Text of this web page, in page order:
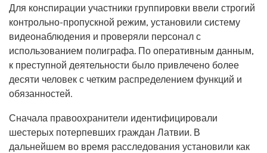
Для конспирации участники группировки ввели строгий
контрольно-пропускной режим, установили систему
видеонаблюдения и проверяли персонал с
использованием полиграфа. По оперативным данным,
к преступной деятельности было привлечено более
десяти человек с четким распределением функций и
обязанностей.
Сначала правоохранители идентифицировали
шестерых потерпевших граждан Латвии. В
дальнейшем во время расследования установили как